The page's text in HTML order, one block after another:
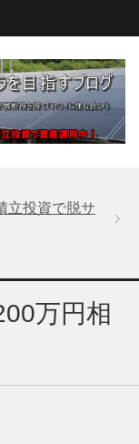
立投資で脱サ
万円相